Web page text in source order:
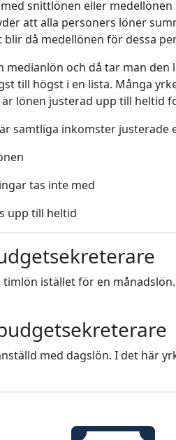
snittlönen eller
att alla personers löner
blir då medellönen för dessa
medianlön och då tar man
till högst i en lista. Många
lönen justerad upp till heltid
samtliga inkomster justerade
tas inte med
upp till heltid
istället för en
med dagslön. I det här